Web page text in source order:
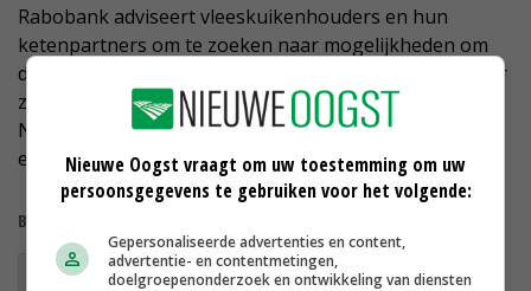
Rabobank adviseert vleeskuikenhouders en hun
ketenpartners om te zoeken naar mogelijkheden om
de kostprijsconcurrentie te ontlopen. Onder meer door
zich te richten op consumentenvoorkeuren in
Noordwest-Europa en te mikken op klanten die wat
extra's vragen.
Bekijk meer over:
pluimveefokkerij pluimveeslachterijen
Nieuwe Oogst vraagt om uw toestemming om uw
persoonsgegevens te gebruiken voor het volgende:
Gepersonaliseerde advertenties en content,
advertentie- en contentmetingen,
doelgroepenonderzoek en ontwikkeling van diensten